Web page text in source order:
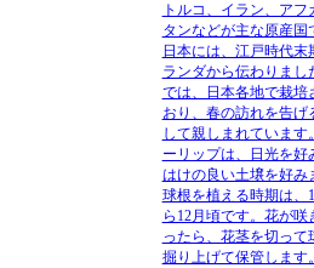
トルコ、イラン、アフ
タンなどが主な原産国
日本には、江戸時代末
ランダから伝わりまし
では、日本各地で栽培
おり、春の訪れを告げ
して親しまれています
ーリップは、日光を好
はけの良い土壌を好み
球根を植える時期は、
ら12月頃です。花が咲
ったら、花茎を切って
掘り上げて保管します